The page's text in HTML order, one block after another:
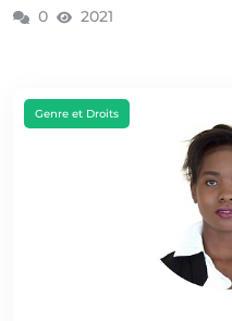
0 2021
Genre et Droits